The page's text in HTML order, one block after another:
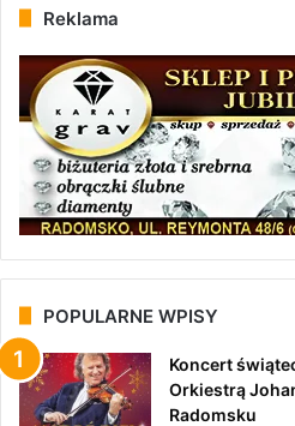
Reklama
POPULARNE WPISY
Koncert
Orkiestrą
Radomsku